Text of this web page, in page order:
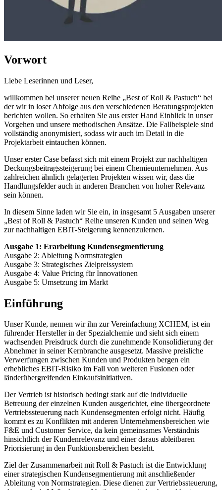
Vorwort
Liebe Leserinnen und Leser,
willkommen bei unserer neuen Reihe „Best of Roll & Pastuch“ bei
der wir in loser Abfolge aus den verschiedenen Beratungsprojekten
berichten wollen. So erhalten Sie aus erster Hand Einblick in unser
Vorgehen und unsere methodischen Ansätze. Die Fallbeispiele sind
vollständig anonymisiert, sodass wir auch im Detail in die
Projektarbeit eintauchen können.
Unser erster Case befasst sich mit einem Projekt zur nachhaltigen
Deckungsbeitragssteigerung bei einem Chemieunternehmen. Aus
zahlreichen ähnlich gelagerten Projekten wissen wir, dass die
Handlungsfelder auch in anderen Branchen von hoher Relevanz
sein können.
In diesem Sinne laden wir Sie ein, in insgesamt 5 Ausgaben unserer
„Best of Roll & Pastuch“ Reihe unseren Kunden und seinen Weg
zur nachhaltigen EBIT-Steigerung kennenzulernen.
Ausgabe 1: Erarbeitung Kundensegmentierung
Ausgabe 2: Ableitung Normstrategien
Ausgabe 3: Strategisches Zielpreissystem
Ausgabe 4: Value Pricing für Innovationen
Ausgabe 5: Umsetzung im Markt
Einführung
Unser Kunde, nennen wir ihn zur Vereinfachung XCHEM, ist ein
führender Hersteller in der Spezialchemie und sieht sich einem
wachsenden Preisdruck durch die zunehmende Konsolidierung der
Abnehmer in seiner Kernbranche ausgesetzt. Massive preisliche
Verwerfungen zwischen Kunden und Produkten bergen ein
erhebliches EBIT-Risiko im Fall von weiteren Fusionen oder
länderübergreifenden Einkaufsinitiativen.
Der Vertrieb ist historisch bedingt stark auf die individuelle
Betreuung der einzelnen Kunden ausgerichtet, eine übergeordnete
Vertriebssteuerung nach Kundensegmenten erfolgt nicht. Häufig
kommt es zu Konflikten mit anderen Unternehmensbereichen wie
F&E und Customer Service, da kein gemeinsames Verständnis
hinsichtlich der Kundenrelevanz und einer daraus ableitbaren
Priorisierung in den Funktionsbereichen besteht.
Ziel der Zusammenarbeit mit Roll & Pastuch ist die Entwicklung
einer strategischen Kundensegmentierung mit anschließender
Ableitung von Normstrategien. Diese dienen zur Vertriebssteuerung,